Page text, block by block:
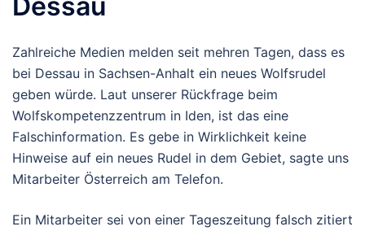
Zahlreiche Medien melden seit mehren Tagen, dass es
bei Dessau in Sachsen-Anhalt ein neues Wolfsrudel
geben würde. Laut unserer Rückfrage beim
Wolfskompetenzzentrum in Iden, ist das eine
Falschinformation. Es gebe in Wirklichkeit keine
Hinweise auf ein neues Rudel in dem Gebiet, sagte uns
Mitarbeiter Österreich am Telefon.
Ein Mitarbeiter sei von einer Tageszeitung falsch zitiert